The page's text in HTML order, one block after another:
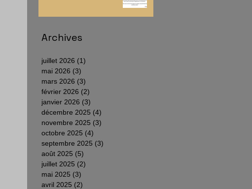
Archives
juillet 2026 (1)
mai 2026 (3)
mars 2026 (3)
février 2026 (2)
janvier 2026 (3)
décembre 2025 (4)
novembre 2025 (3)
octobre 2025 (4)
septembre 2025 (3)
août 2025 (5)
juillet 2025 (2)
mai 2025 (3)
avril 2025 (2)